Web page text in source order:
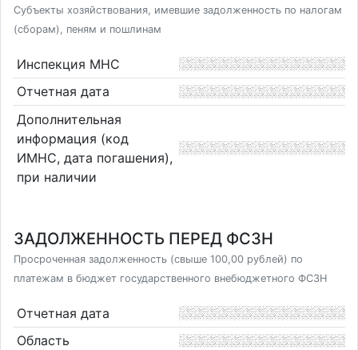
Субъекты хозяйствования, имевшие задолженность по налогам
(сборам), пеням и пошлинам
Инспекция МНС
Отчетная дата
Дополнительная
информация (код
ИМНС, дата погашения),
при наличии
ЗАДОЛЖЕННОСТЬ ПЕРЕД ФСЗН
Просроченная задолженность (свыше 100,00 рублей) по
платежам в бюджет государственного внебюджетного ФСЗН
Отчетная дата
Область